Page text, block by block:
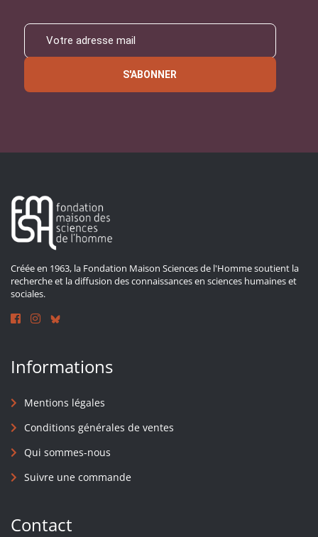
S'ABONNER
Créée en 1963, la Fondation Maison Sciences de l'Homme soutient la
recherche et la diffusion des connaissances en sciences humaines et
sociales.
Informations
Mentions légales
Conditions générales de ventes
Qui sommes-nous
Suivre une commande
Contact